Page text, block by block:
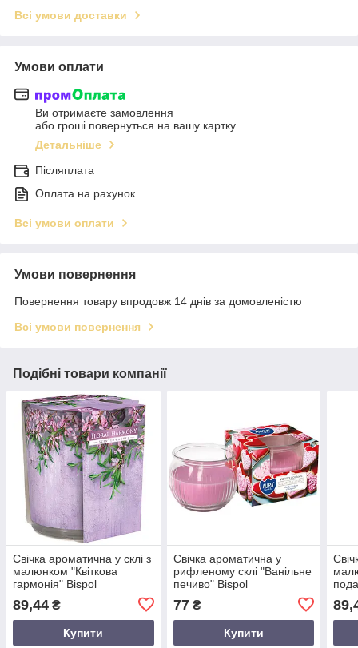
Всі умови доставки
Умови оплати
Ви отримаєте замовлення
або гроші повернуться на вашу картку
Детальніше
Післяплата
Оплата на рахунок
Всі умови оплати
Умови повернення
Повернення товару впродовж 14 днів за домовленістю
Всі умови повернення
Подібні товари компанії
Свічка ароматична у склі з
малюнком "Квіткова
гармонія" Bispol
89,44 ₴
Купити
Свічка ароматична у
рифленому склі "Ванільне
печиво" Bispol
77₴
Купити